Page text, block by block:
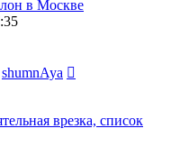
в Москве
shumnAya
врезка, список